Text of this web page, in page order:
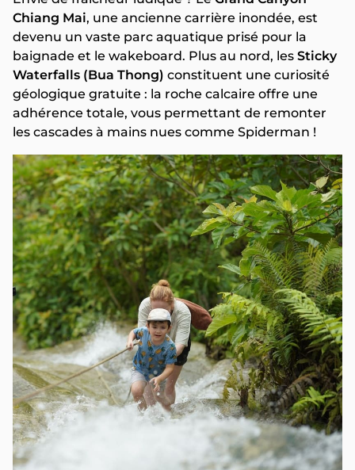
Chiang Mai, une ancienne carrière inondée, est
devenu un vaste parc aquatique prisé pour la
baignade et le wakeboard. Plus au nord, les Sticky
Waterfalls (Bua Thong) constituent une curiosité
géologique gratuite : la roche calcaire offre une
adhérence totale, vous permettant de remonter
les cascades à mains nues comme Spiderman !